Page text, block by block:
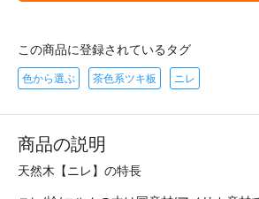
この商品に登録されているタグ
色から選ぶ 茶色系ツキ板 ニレ
商品の説明
天然木【ニレ】の特長